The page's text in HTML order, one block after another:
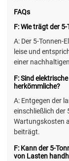
FAQs
F: Wie trägt der
A: Der 5-Tonnen-
leise und
einer
F: Sind
herkömmliche?
A: Entgegen der
einschließlich der
Wartungskosten
beiträgt.
F: Kann der 5-
von Lasten